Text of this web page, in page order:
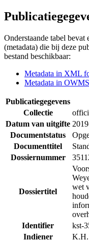
Onderstaande tabel
(metadata) die bij deze
bestand beschikbaar:
Metadata in XML
Metadata in
Publicatiegegevens
Collectie
Datum van uitgifte
Documentstatus
Documenttitel
Dossiernummer
Dossiertitel
wet
Identifier
kst-
Indiener
K.H.